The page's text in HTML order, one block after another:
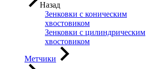
Назад
Зенковки с коническим
хвостовиком
Зенковки с цилиндрическим
хвостовиком
Метчики